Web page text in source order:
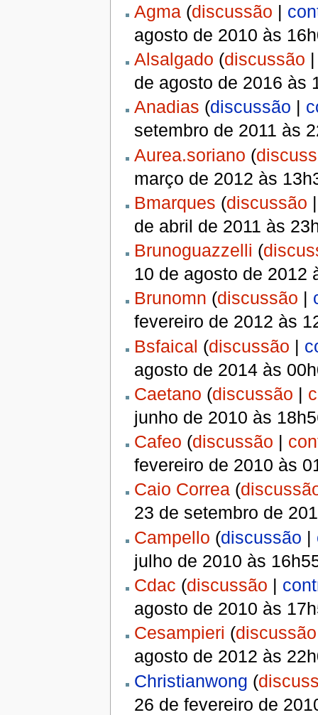
Agma (discussão |
agosto de 2010 às
Alsalgado (discussão
de agosto de 2016 às
Anadias (discussão |
setembro de 2011 às
Aurea.soriano (
março de 2012 às
Bmarques (discussão
de abril de 2011 às
Brunoguazzelli (
10 de agosto de 2012
Brunomn (discussão |
fevereiro de 2012 às
Bsfaical (discussão |
agosto de 2014 às
Caetano (discussão |
junho de 2010 às
Cafeo (discussão |
fevereiro de 2010 às
Caio Correa (
23 de setembro de
Campello (discussão |
julho de 2010 às
Cdac (discussão |
agosto de 2010 às
Cesampieri (discussão
agosto de 2012 às
Christianwong (
26 de fevereiro de